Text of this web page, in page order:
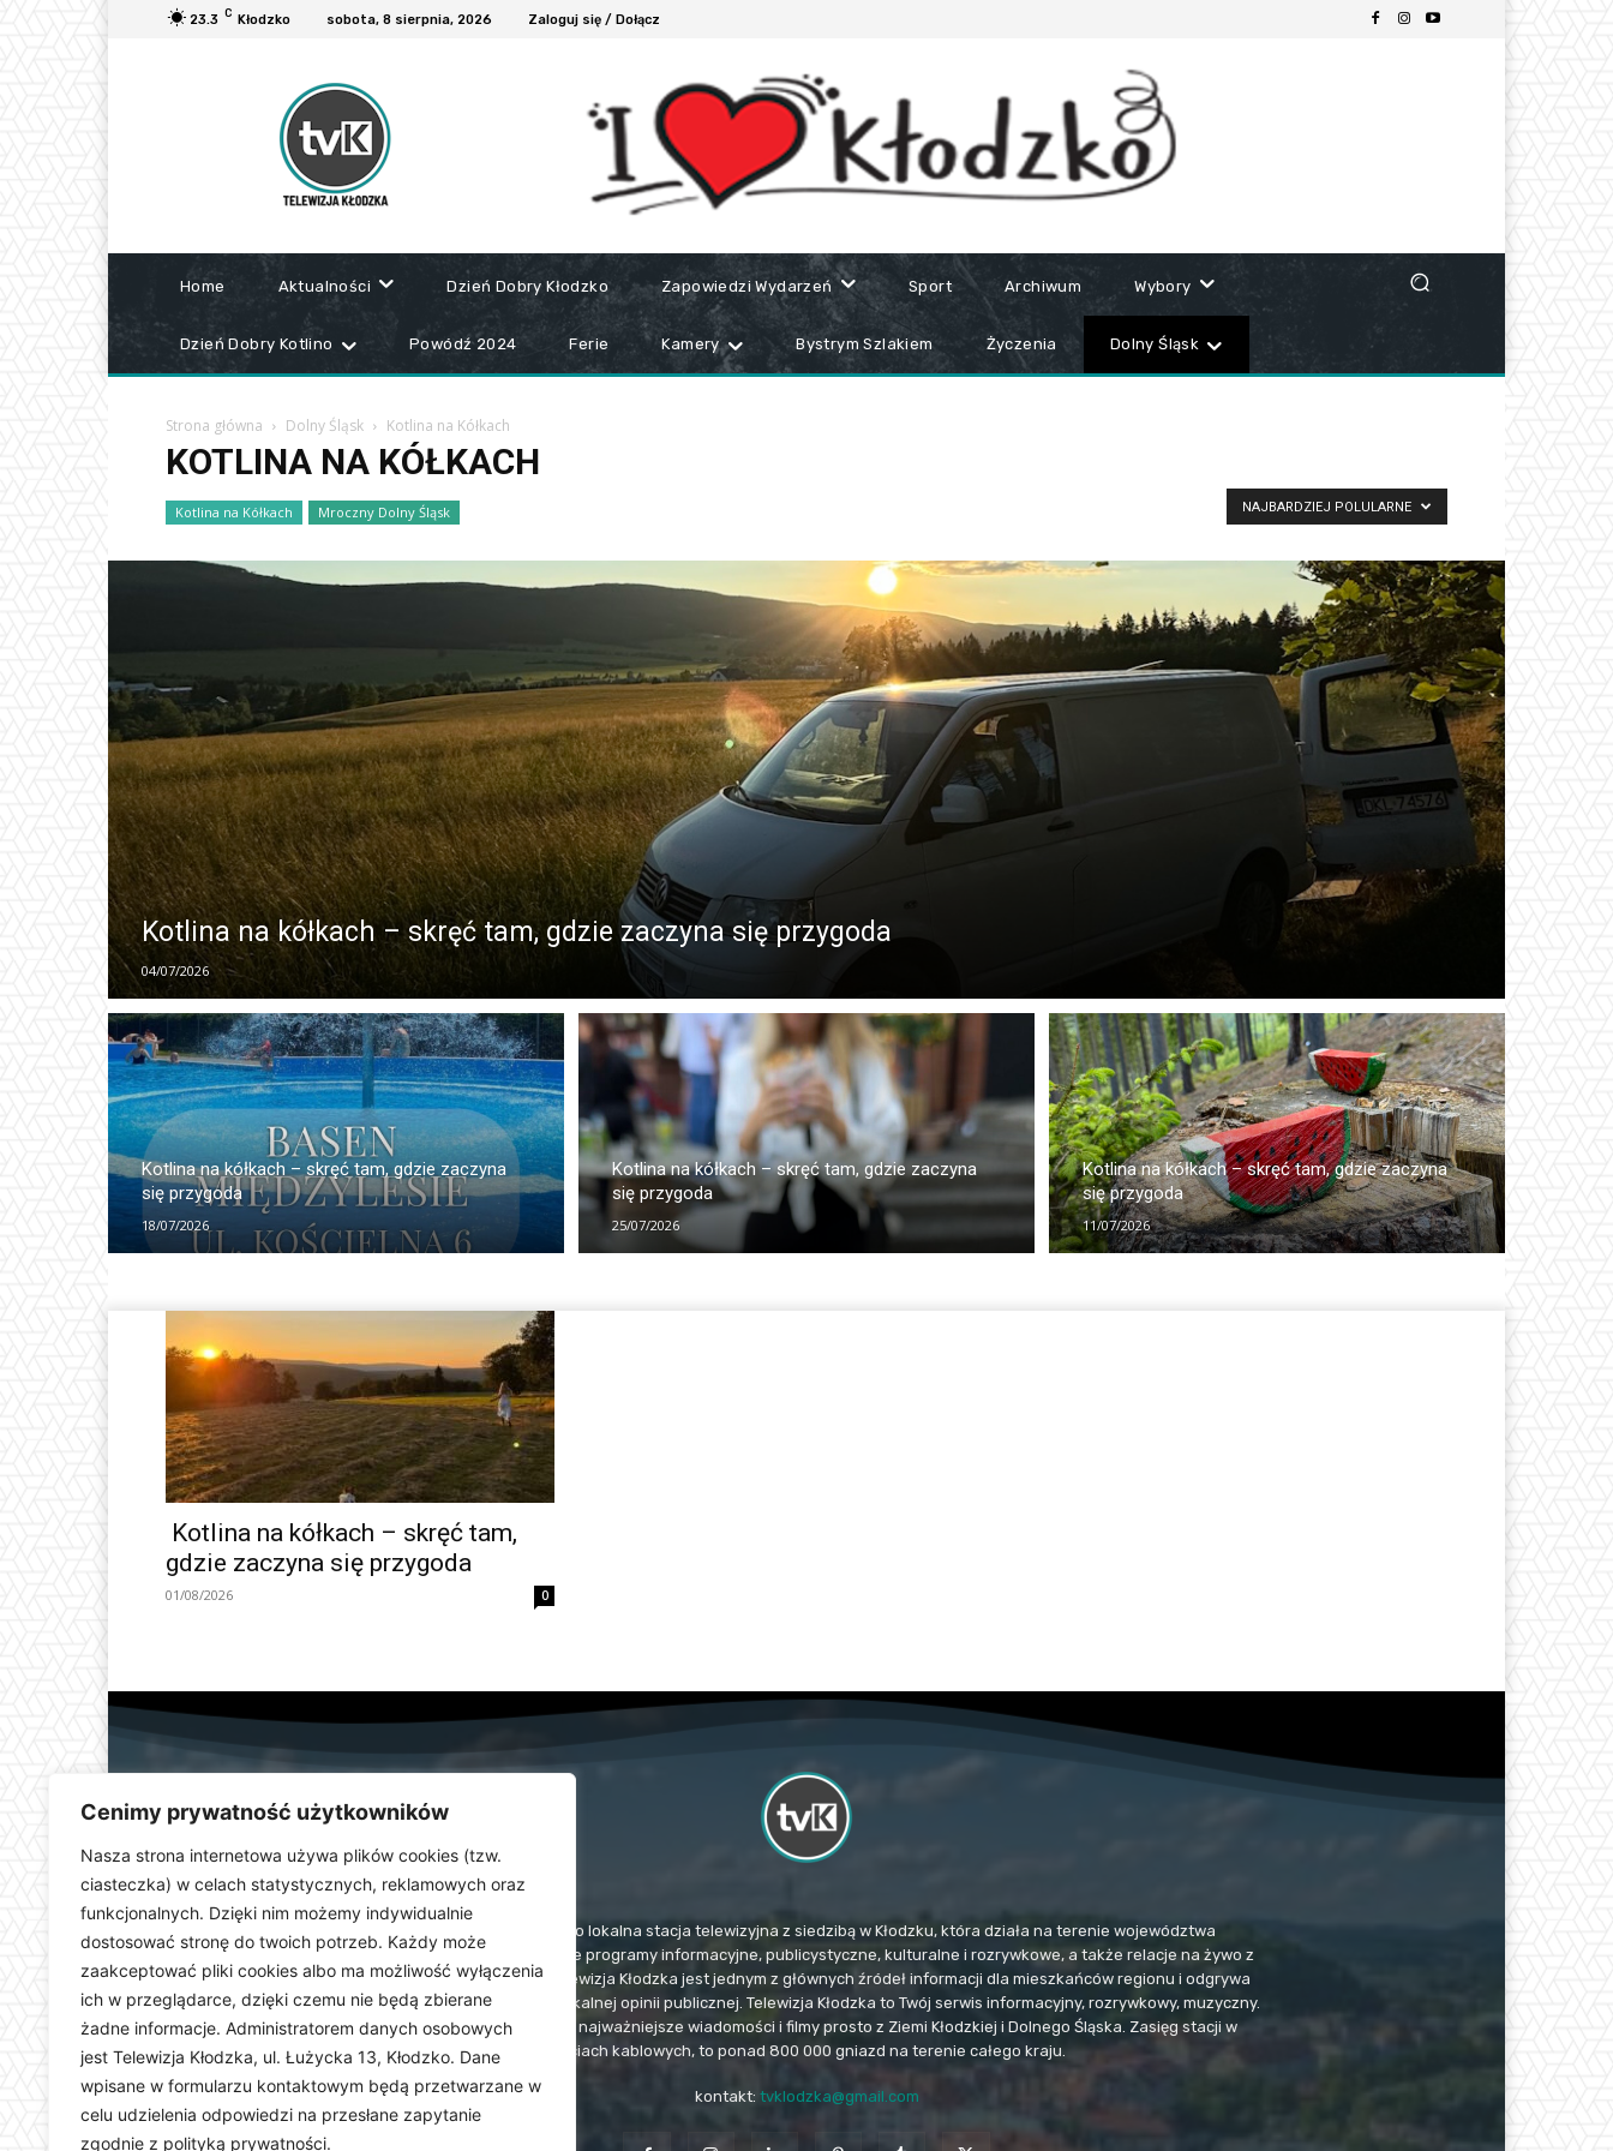
Cenimy prywatność użytkowników
Nasza strona internetowa używa plików cookies (tzw.
ciasteczka) w celach statystycznych, reklamowych oraz
funkcjonalnych. Dzięki nim możemy indywidualnie
dostosować stronę do twoich potrzeb. Każdy może
zaakceptować pliki cookies albo ma możliwość wyłączenia
ich w przeglądarce, dzięki czemu nie będą zbierane
żadne informacje. Administratorem danych osobowych
jest Telewizja Kłodzka, ul. Łużycka 13, Kłodzko. Dane
wpisane w formularzu kontaktowym będą przetwarzane w
celu udzielenia odpowiedzi na przesłane zapytanie
zgodnie z polityką prywatności.
23.3 C Kłodzko sobota, 8 sierpnia, 2026 Zaloguj się / Dołącz
Home Aktualności Dzień Dobry Kłodzko Zapowiedzi Wydarzeń Sport Archiwum Wybory
Dzień Dobry Kotlino Powódź 2024 Ferie Kamery Bystrym Szlakiem Życzenia Dolny Śląsk
Strona główna Dolny Śląsk Kotlina na Kółkach
KOTLINA NA KÓŁKACH
Kotlina na Kółkach Mroczny Dolny Śląsk NAJBARDZIEJ POLULARNE
Kotlina na kółkach – skręć tam, gdzie zaczyna się przygoda
04/07/2026
Kotlina na kółkach – skręć tam, gdzie zaczyna
się przygoda
18/07/2026
Kotlina na kółkach – skręć tam, gdzie zaczyna
się przygoda
25/07/2026
Kotlina na kółkach – skręć tam, gdzie zaczyna
się przygoda
11/07/2026
Kotlina na kółkach – skręć tam,
gdzie zaczyna się przygoda
01/08/2026 0
Telewizja Kłodzka (TvK) to lokalna stacja telewizyjna z siedzibą w Kłodzku, która działa na terenie województwa
dolnośląskiego. Stacja emituje programy informacyjne, publicystyczne, kulturalne i rozrywkowe, a także relacje na żywo z
wydarzeń i uroczystości. Telewizja Kłodzka jest jednym z głównych źródeł informacji dla mieszkańców regionu i odgrywa
ważną rolę w kształtowaniu lokalnej opinii publicznej. Telewizja Kłodzka to Twój serwis informacyjny, rozrywkowy, muzyczny.
Dostarczamy najświeższe i najważniejsze wiadomości i filmy prosto z Ziemi Kłodzkiej i Dolnego Śląska. Zasięg stacji w
sieciach kablowych, to ponad 800 000 gniazd na terenie całego kraju.
kontakt: tvklodzka@gmail.com